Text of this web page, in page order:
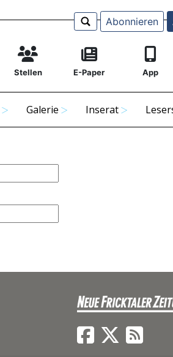
Abonnieren
Stellen E-Paper App
Galerie Inserat